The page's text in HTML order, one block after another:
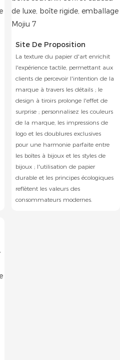
Site De Proposition
La texture du papier d'art enrichit
l'expérience tactile, permettant aux
clients de percevoir l'intention de la
marque à travers les détails ; le
design à tiroirs prolonge l'effet de
surprise ; personnalisez les couleurs
de la marque, les impressions de
logo et les doublures exclusives
pour une harmonie parfaite entre
les boîtes à bijoux et les styles de
bijoux ; l'utilisation de papier
durable et les principes écologiques
reflètent les valeurs des
consommateurs modernes.